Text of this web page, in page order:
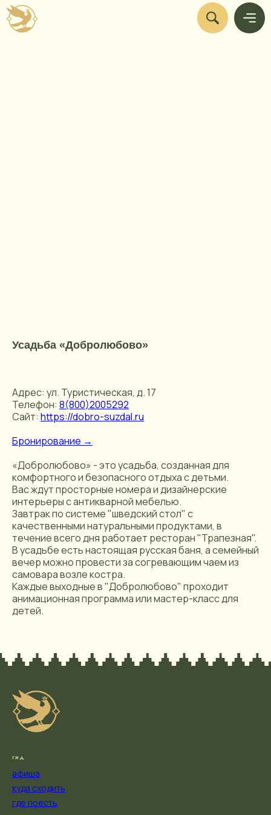
Усадьба «Добролюбово»
Адрес: ул. Туристическая, д. 17
Телефон: 8(800)2005292
Сайт: https://dobro-suzdal.ru
Бронирование →
«Добролюбово» - это усадьба, созданная для
комфортного и безопасного отдыха с детьми.
Вас ждут просторные номера и дизайнерские
интерьеры с антикварной мебелью.
Завтрак по системе "шведский стол" с
качественными натуральными продуктами, в
течение всего дня работает ресторан "Трапезная".
В усадьбе есть настоящая русская баня, а семейный
вечер можно провести за согревающим чаем из
самовара возле костра.
Каждые выходные в "Добролюбово" проходит
анимационная программа или мастер-класс для
детей.
гид
афиша
куда сходить
где поесть